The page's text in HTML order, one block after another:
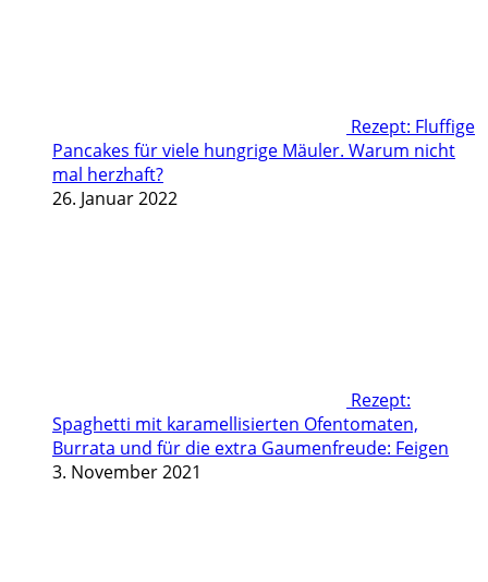
Rezept: Fluffige
Pancakes für viele hungrige Mäuler. Warum nicht
mal herzhaft?
26. Januar 2022
Rezept:
Spaghetti mit karamellisierten Ofentomaten,
Burrata und für die extra Gaumenfreude: Feigen
3. November 2021